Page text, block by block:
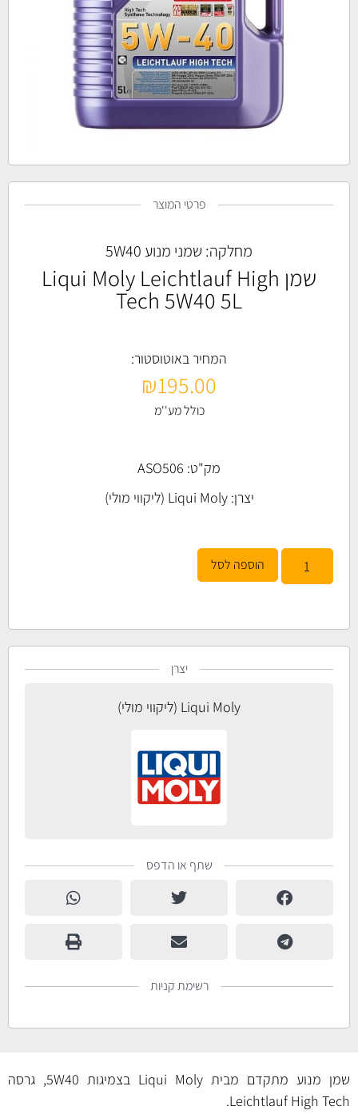
פרטי המוצר
מחלקה: שמני מנוע 5W40
שמן Liqui Moly Leichtlauf High
Tech 5W40 5L
המחיר באוטוסטור:
₪195.00
כולל מע''מ
מק"ט: ASO506
יצרן:Liqui Moly (ליקווי מולי)
הוספה לסל
יצרן
Liqui Moly (ליקווי מולי)
שתף או הדפס
רשימת קניות
שמן מנוע מתקדם מבית Liqui Moly בצמיגות 5W40, גרסה
Leichtlauf High Tech.